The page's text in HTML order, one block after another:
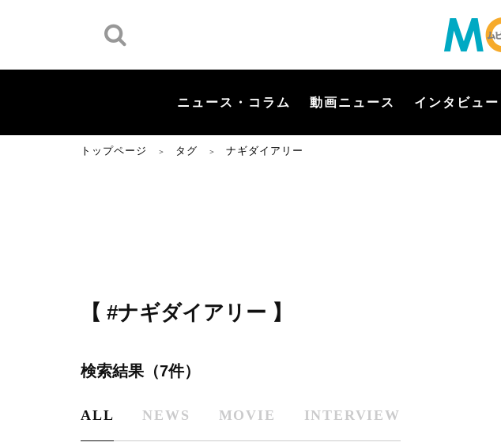
ニュース・コラム 動画ニュース インタビュー
トップページ ＞ タグ ＞ ナギダイアリー
【 #ナギダイアリー 】
検索結果（7件）
ALL NEWS MOVIE INTERVIEW